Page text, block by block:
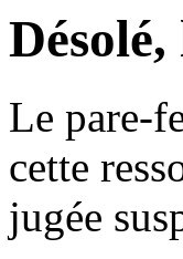
Le pare-
cette
jugée